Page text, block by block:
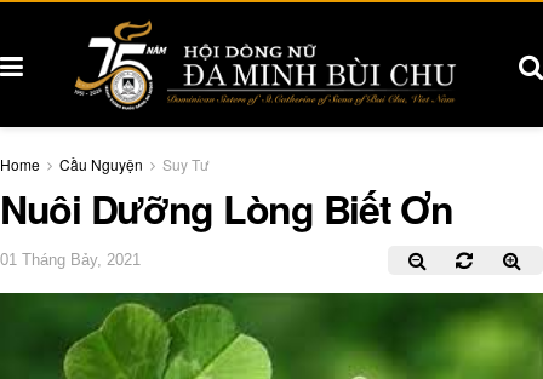
Home Cầu Nguyện Suy Tư
Nuôi Dưỡng Lòng Biết Ơn
01 Tháng Bảy, 2021